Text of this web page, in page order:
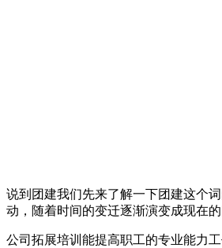
说到团建我们先来了解一下团建这个
动，随着时间的变迁逐渐演变成现在
公司拓展培训能提高职工的专业能力